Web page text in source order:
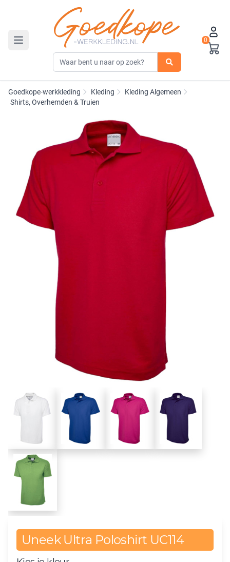
Toggle navigation
0
Goedkope-werkkleding Kleding
Kleding Algemeen
Shirts, Overhemden & Truien
Uneek Ultra Poloshirt UC114